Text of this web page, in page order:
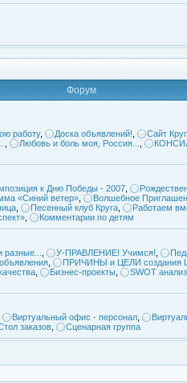
Форум
работу, Доска объявлений! Сайт
Любовь и боль моя, Россия...
к Дню Победы - 2007
«Синий ветер» Волшебное
Песенный клуб Круга Работаем
Комментарии по детям
У-ПРАВЛЕНИЕ! Учимся!
ПРИЧИНЫ и ЦЕЛИ
Бизнес-проекты SWOT анализ
Виртуальный офис - персонал
заказов Сценарная группа